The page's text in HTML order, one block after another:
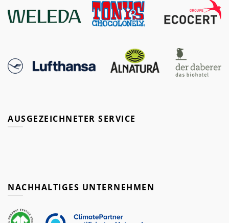
AUSGEZEICHNETER SERVICE
NACHHALTIGES UNTERNEHMEN